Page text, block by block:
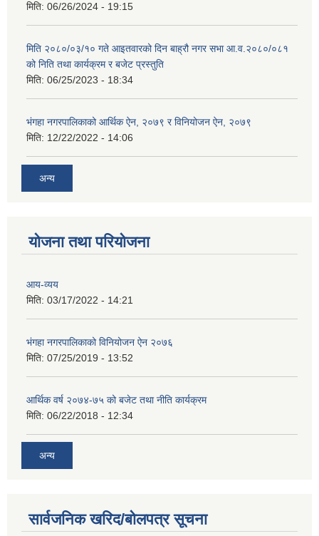
मिति: 06/26/2024 - 19:15
मिति २०८०/०३/१० गते आइतवारको दिन बाह्रौ नगर सभा आ.व.२०८०/०८१
को निति तथा कार्यक्रम र बजेट प्रस्तुति
मिति: 06/25/2023 - 18:34
भंगहा नगरपालिकाको आर्थिक ऐन, २०७९ र विनियोजन ऐन, २०७९
मिति: 12/22/2022 - 14:06
अन्य
योजना तथा परियोजना
आय-व्यय
मिति: 03/17/2022 - 14:21
भंगहा नगरपालिकाको विनियोजन ऐन २०७६
मिति: 07/25/2019 - 13:52
आर्थिक वर्ष २०७४-७५ को बजेट तथा नीति कार्यक्रम
मिति: 06/22/2018 - 12:34
अन्य
सार्वजनिक खरिद/बोलपत्र सूचना